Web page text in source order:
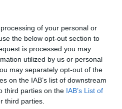
of your personal or
the below opt-out section to
is processed you may
utilized by us or personal
may separately opt-out of the
on the IAB’s list of downstream
third parties on the IAB’s List of
third parties.
του